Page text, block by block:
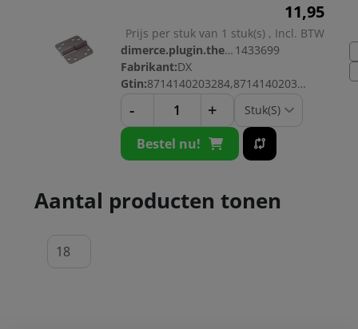
11,95
Prijs per stuk van 1 stuk(s) , Incl. BTW
dimerce.plugin.theme.productnr: 1433699
Fabrikant:DX
Gtin:
8714140203284,8714140203260
- +
Bestel nu!
Aantal producten tonen